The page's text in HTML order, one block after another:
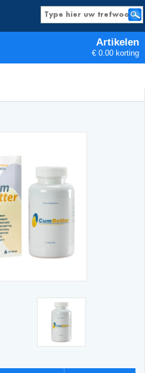
Artikelen
€ 0.00 korting